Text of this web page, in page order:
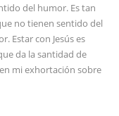
del humor. Es tan
no tienen sentido del
Estar con Jesús es
da la santidad de
mi exhortación sobre